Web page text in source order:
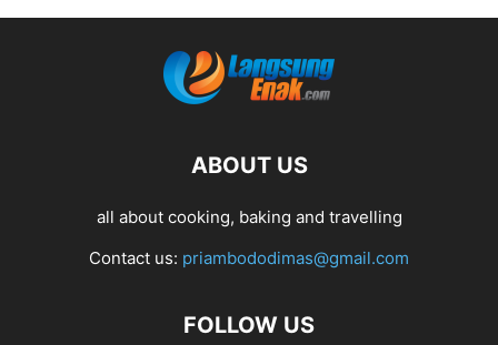
ABOUT US
all about cooking, baking and travelling
Contact us: priambododimas@gmail.com
FOLLOW US